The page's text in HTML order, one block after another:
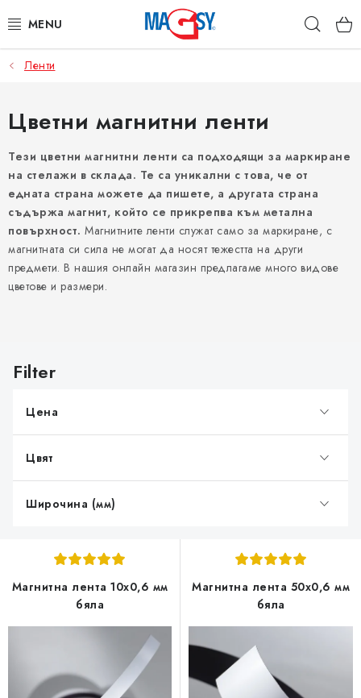
към
ОСНОВНИ КАТЕГОРИИ
МАГНИТНИ ПОСОБИЯ
ИНДУСТРИАЛНИ МАГНИТИ
ДРУГИ МАГНИТИ
НЕРЪЖДАЕМИ МАТЕРИАЛИ
Коя е фирма Magsy?
Ленти
Цветни магнитни ленти
Тези цветни магнитни ленти са подходящи за маркиране
на стелажи в склада. Те са уникални с това, че от
едната страна можете да пишете, а другата страна
съдържа магнит, който се прикрепва към метална
повърхност. Магнитните ленти служат само за маркиране, с
магнитната си сила не могат да носят тежестта на други
предмети. В нашия онлайн магазин предлагаме много видове
цветове и размери.
п
ъ
н
о
д
у
Цена
Цвят
Широчина (мм)
Магнитна лента 10x0,6 мм
бяла
Магнитна лента 50x0,6 мм
бяла